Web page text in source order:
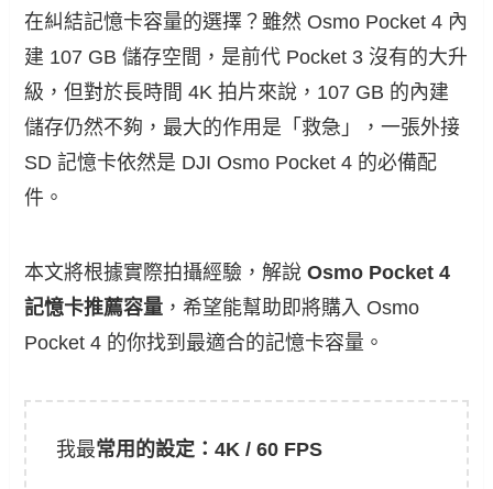
在糾結記憶卡容量的選擇？雖然 Osmo Pocket 4 內
建 107 GB 儲存空間，是前代 Pocket 3 沒有的大升
級，但對於長時間 4K 拍片來說，107 GB 的內建
儲存仍然不夠，最大的作用是「救急」，一張外接
SD 記憶卡依然是 DJI Osmo Pocket 4 的必備配
件。
本文將根據實際拍攝經驗，解說Osmo Pocket 4
記憶卡推薦容量 ，希望能幫助即將購入 Osmo
Pocket 4 的你找到最適合的記憶卡容量。
我最常用的設定：4K / 60 FPS